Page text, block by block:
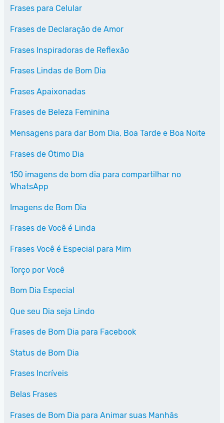
Frases para Celular
Frases de Declaração de Amor
Frases Inspiradoras de Reflexão
Frases Lindas de Bom Dia
Frases Apaixonadas
Frases de Beleza Feminina
Mensagens para dar Bom Dia, Boa Tarde e Boa Noite
Frases de Ótimo Dia
150 imagens de bom dia para compartilhar no
WhatsApp
Imagens de Bom Dia
Frases de Você é Linda
Frases Você é Especial para Mim
Torço por Você
Bom Dia Especial
Que seu Dia seja Lindo
Frases de Bom Dia para Facebook
Status de Bom Dia
Frases Incríveis
Belas Frases
Frases de Bom Dia para Animar suas Manhãs